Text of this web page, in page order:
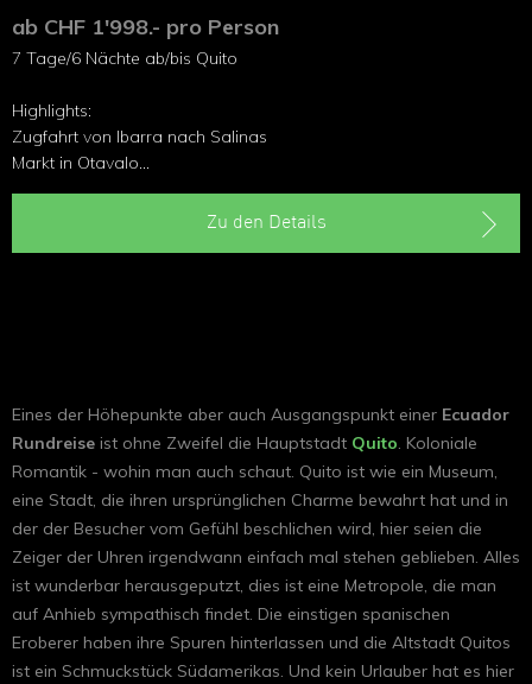
ab CHF 1'998.- pro Person
7 Tage/6 Nächte ab/bis Quito
Highlights:
Zugfahrt von Ibarra nach Salinas
Markt in Otavalo
Kolonialstadt Quito
Zu den Details
Eines der Höhepunkte aber auch Ausgangspunkt einer Ecuador
Rundreise ist ohne Zweifel die Hauptstadt Quito. Koloniale
Romantik - wohin man auch schaut. Quito ist wie ein Museum,
eine Stadt, die ihren ursprünglichen Charme bewahrt hat und in
der der Besucher vom Gefühl beschlichen wird, hier seien die
Zeiger der Uhren irgendwann einfach mal stehen geblieben. Alles
ist wunderbar herausgeputzt, dies ist eine Metropole, die man
auf Anhieb sympathisch findet. Die einstigen spanischen
Eroberer haben ihre Spuren hinterlassen und die Altstadt Quitos
ist ein Schmuckstück Südamerikas. Und kein Urlauber hat es hier